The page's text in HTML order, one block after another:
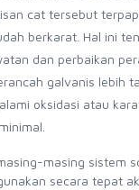
cat tersebut
berkarat. Hal ini
dan perbaikan
galvanis lebih
oksidasi atau
masing sistem
secara tepat